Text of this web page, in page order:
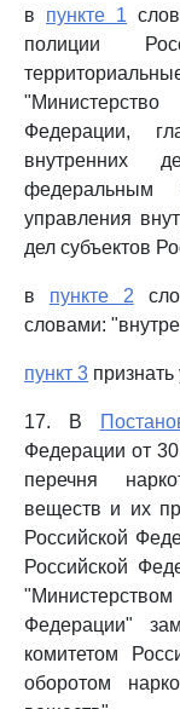
в пункте 1
полиции
Федерации,
внутренних
федеральным
управления
дел субъектов
в пункте 2
словами:
пункт 3
17. В
Федерации от
перечня
веществ и их
Российской
Российской
Федерации"
комитетом
оборотом